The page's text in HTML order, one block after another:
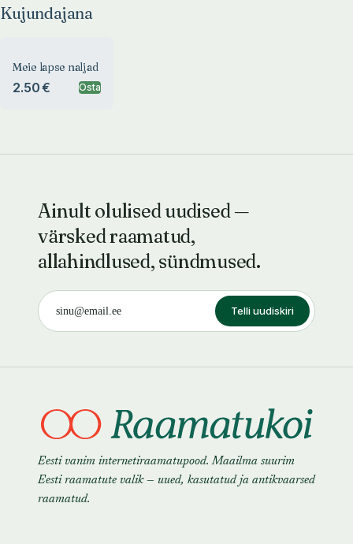
Kujundajana
Meie lapse naljad
2.50 € Osta
Ainult olulised uudised —
värsked raamatud,
allahindlused, sündmused.
Telli uudiskiri
Eesti vanim internetiraamatupood. Maailma suurim
Eesti raamatute valik — uued, kasutatud ja antikvaarsed
raamatud.